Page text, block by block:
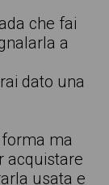
che fai
a
dato una
ma
acquistare
usata e